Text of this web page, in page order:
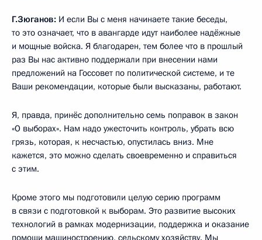
Г.Зюганов: И если Вы с меня начинаете такие беседы,
то это означает, что в авангарде идут наиболее надёжные
и мощные войска. Я благодарен, тем более что в прошлый
раз Вы нас активно поддержали при внесении нами
предложений на Госсовет по политической системе, и те
Ваши рекомендации, которые были высказаны, работают.
Я, правда, принёс дополнительно семь поправок в закон
«О выборах». Нам надо ужесточить контроль, убрать всю
грязь, которая, к несчастью, опустилась вниз. Мне
кажется, это можно сделать своевременно и справиться
с этим.
Кроме этого мы подготовили целую серию программ
в связи с подготовкой к выборам. Это развитие высоких
технологий в рамках модернизации, поддержка и оказание
помощи машиностроению, сельскому хозяйству. Мы